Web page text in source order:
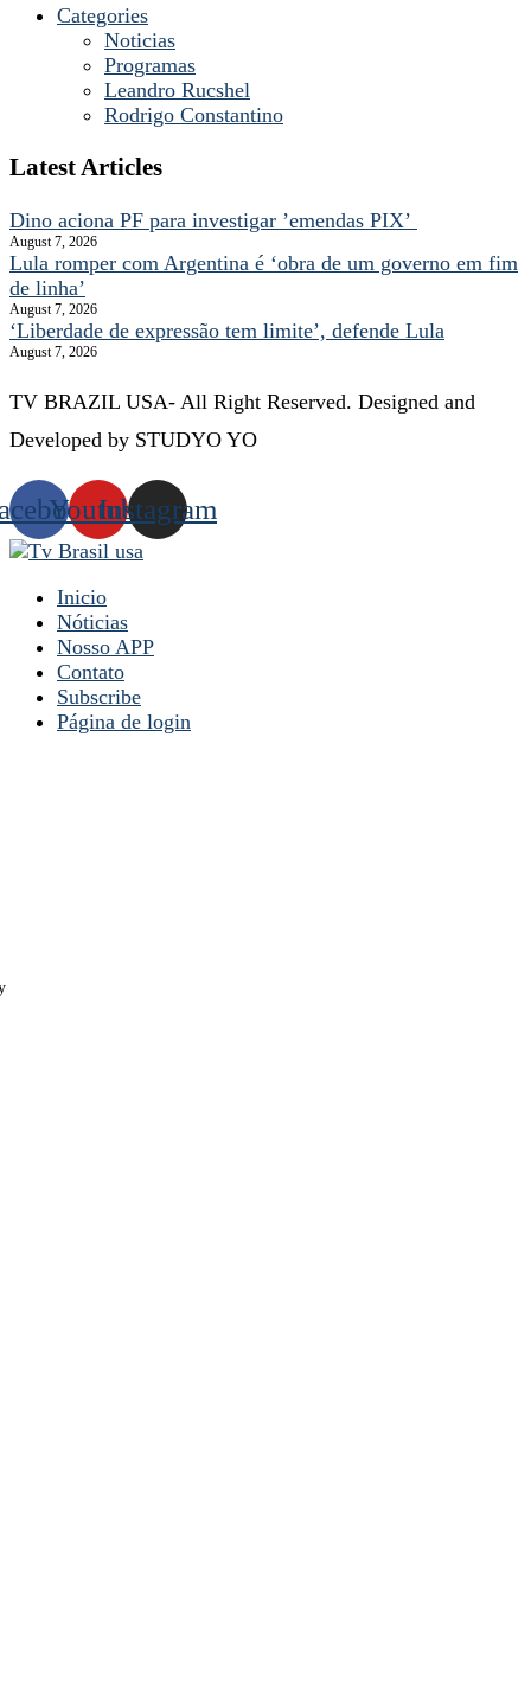
Categories
Noticias
Programas
Leandro Rucshel
Rodrigo Constantino
Latest Articles
Dino aciona PF para investigar ’emendas PIX’
August 7, 2026
Lula romper com Argentina é ‘obra de um governo em fim
de linha’
August 7, 2026
‘Liberdade de expressão tem limite’, defende Lula
August 7, 2026
TV BRAZIL USA- All Right Reserved. Designed and
Developed by STUDYO YO
YoutubeInstagram
Inicio
Nóticias
Nosso APP
Contato
Subscribe
Página de login